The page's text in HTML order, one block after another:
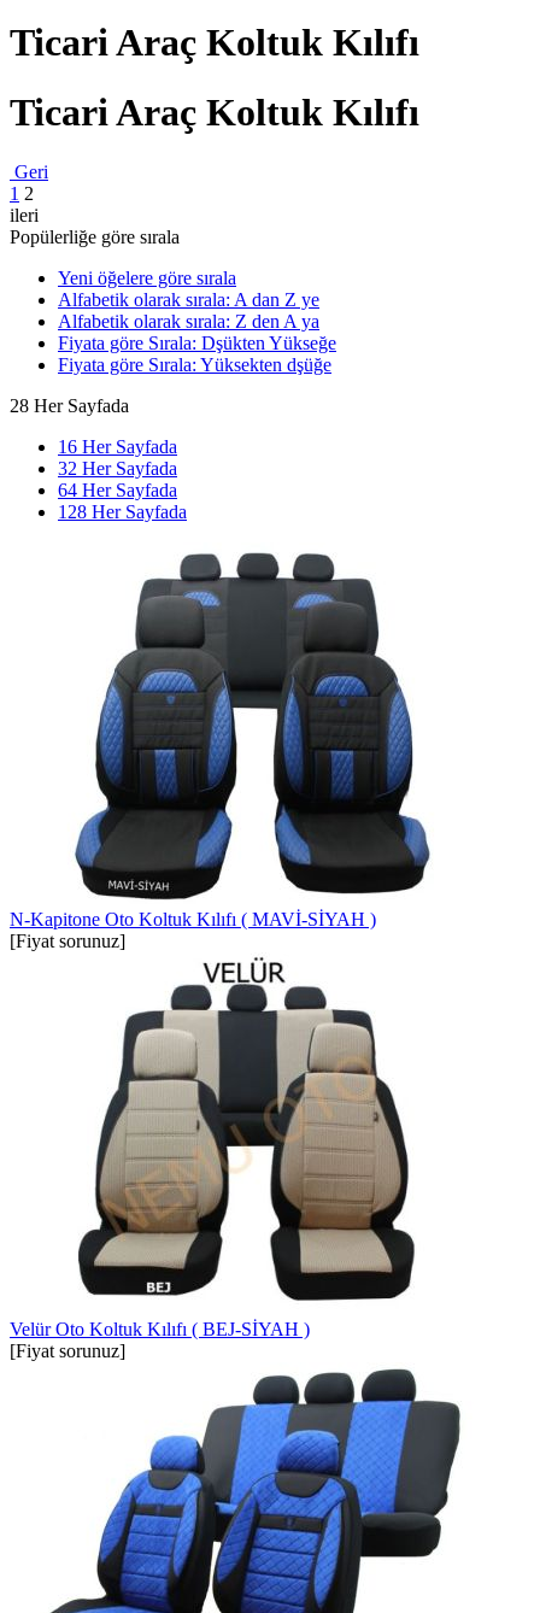
Ticari Araç Koltuk Kılıfı
Ticari Araç Koltuk Kılıfı
Geri
1 2
ileri
Popülerliğe göre sırala
Yeni öğelere göre sırala
Alfabetik olarak sırala: A dan Z ye
Alfabetik olarak sırala: Z den A ya
Fiyata göre Sırala: Dşükten Yükseğe
Fiyata göre Sırala: Yüksekten dşüğe
28 Her Sayfada
16 Her Sayfada
32 Her Sayfada
64 Her Sayfada
128 Her Sayfada
N-Kapitone Oto Koltuk Kılıfı ( MAVİ-SİYAH )
[Fiyat sorunuz]
Velür Oto Koltuk Kılıfı ( BEJ-SİYAH )
[Fiyat sorunuz]